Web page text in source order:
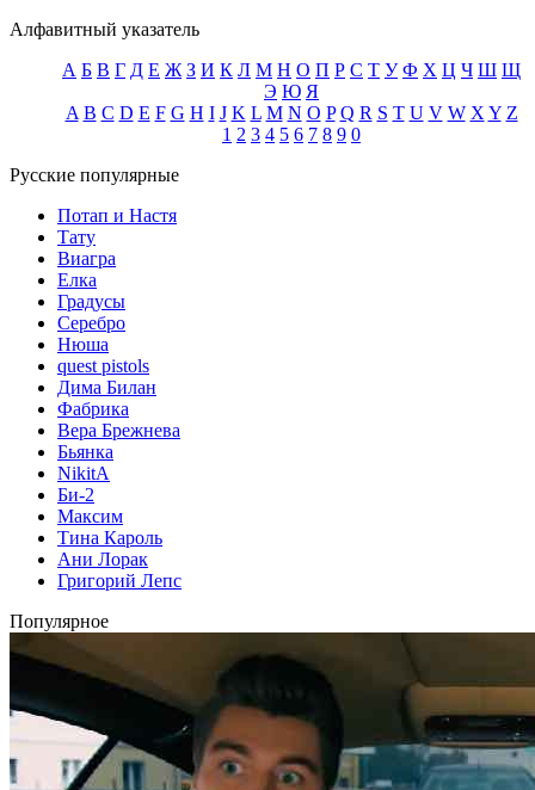
Алфавитный указатель
А Б В Г Д Е Ж З И К Л М Н О П Р С Т У Ф Х Ц Ч Ш Щ
Э Ю Я
A B C D E F G H I J K L M N O P Q R S T U V W X Y Z
1 2 3 4 5 6 7 8 9 0
Русские популярные
Потап и Настя
Тату
Виагра
Елка
Градусы
Серебро
Нюша
quest pistols
Дима Билан
Фабрика
Вера Брежнева
Бьянка
NikitA
Би-2
Максим
Тина Кароль
Ани Лорак
Григорий Лепс
Популярное